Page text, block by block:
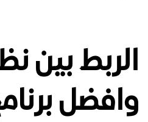
الربط بين
وافضل